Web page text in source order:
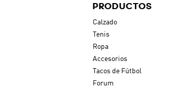
PRODUCTOS
Calzado
Tenis
Ropa
Accesorios
Tacos de Fútbol
Forum